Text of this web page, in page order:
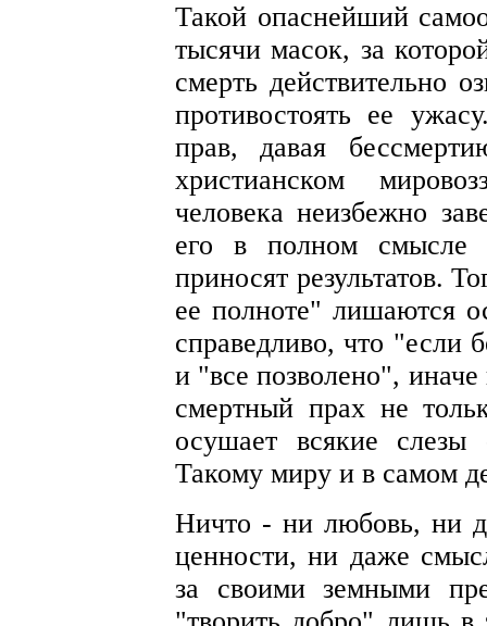
Такой опаснейший
тысячи масок, за
смерть действительно
противостоять ее
прав, давая
христианском
человека неизбежно
его в полном смысле
приносят результатов.
ее полноте" лишаются
справедливо, что "если
и "все позволено", иначе
смертный прах не
осушает всякие
Такому миру и в самом
Ничто - ни любовь, ни
ценности, ни даже
за своими земными